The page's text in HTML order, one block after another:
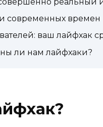
современных времен
ваш лайфхак
ли нам лайфхаки?